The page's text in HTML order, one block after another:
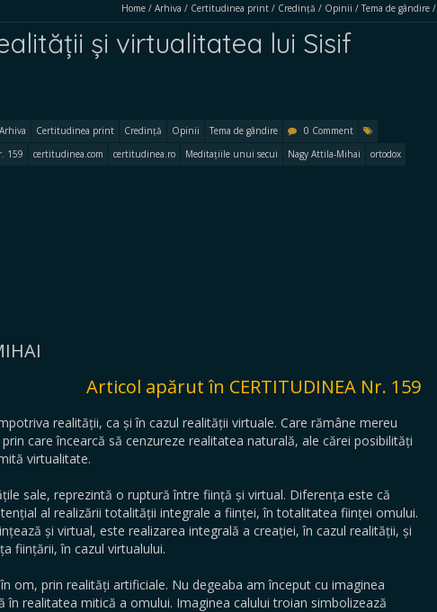
Home / Arhiva / Certitudinea print / Credință / Opinii / Tema de gândire /
și virtualitatea lui Sisif
Arhiva Certitudinea print Credință Opinii Tema de gândire
0 Comment
159 certitudinea.com certitudinea.ro Meditațiile unui secui Nagy Attila-Mihai
ortodox
Articol apărut în CERTITUDINEA Nr. 159
realității, ca și în cazul realității virtuale. Care rămâne mereu
care încearcă să cenzureze realitatea naturală, ale cărei posibilități
virtualitate.
sale, reprezintă o ruptură între ființă și virtual. Diferența este că
al realizării totalității integrale a ființei, în totalitatea ființei omului.
și virtual, este realizarea integrală a creației, în cazul realității, și
ființării, în cazul virtualului.
om, prin realități artificiale. Nu degeaba am început cu imaginea
în realitatea mitică a omului. Imaginea calului troian simbolizează